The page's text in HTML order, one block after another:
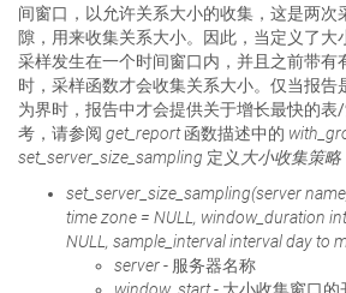
间窗口，以允许关系大小的收集，这是两次
隙，用来收集关系大小。因此，当定义了大
采样发生在一个时间窗口内，并且之前带有
时，采样函数才会收集关系大小。仅当报告
为界时，报告中才会提供关于增长最快的表
考，请参阅 get_report函数描述中的
set_server_size_sampling 定义 大小收集策略
set_server_size_sampling(server
time zone = NULL, window_duration
NULL, sample_interval interval day to
server- 服务器名称